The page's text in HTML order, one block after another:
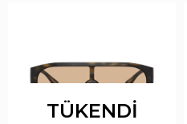
TÜKENDI